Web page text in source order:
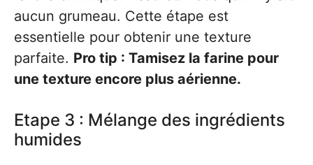
aucun grumeau. Cette étape est
essentielle pour obtenir une texture
parfaite. Pro tip : Tamisez la farine pour
une texture encore plus aérienne.
Etape 3 : Mélange des ingrédients
humides